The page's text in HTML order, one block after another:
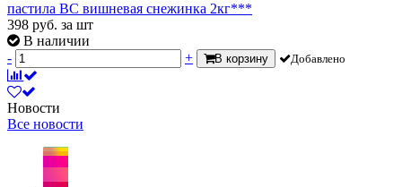
пастила ВС вишневая снежинка 2кг***
398 руб. за шт
В наличии
-
+ В корзину Добавлено
Новости
Все новости